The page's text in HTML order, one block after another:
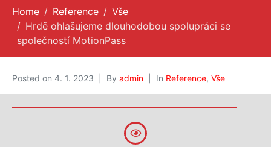
Home Reference
Vše
Hrdě ohlašujeme dlouhodobou spolupráci se
společností MotionPass
Posted on 4. 1. 2023 By admin In Reference, Vše